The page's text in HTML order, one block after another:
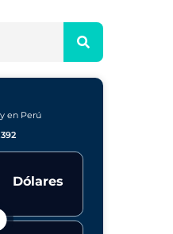
en Perú
Dólares